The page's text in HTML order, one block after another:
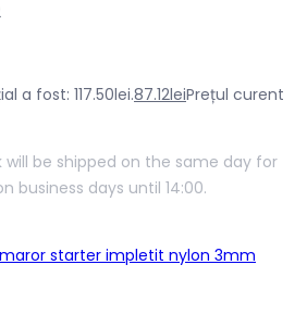
a fost: 117.50lei.87.12leiPrețul curent
will be shipped on the same day for
business days until 14:00.